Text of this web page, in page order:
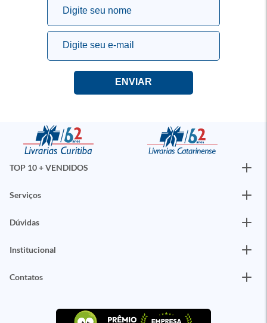
TOP 10 + VENDIDOS
Serviços
Dúvidas
Institucional
Contatos